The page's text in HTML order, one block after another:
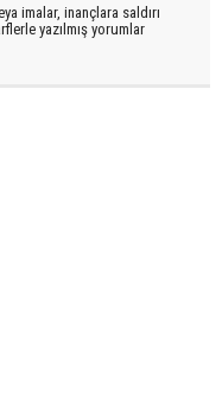
imalar, inançlara saldırı
yazılmış yorumlar